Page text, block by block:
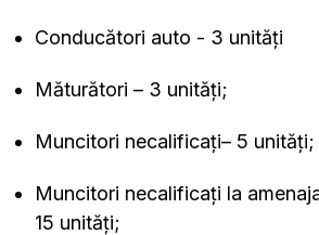
Conducători auto - 3 unități
Măturători – 3 unități;
Muncitori necalificați– 5 unități;
Muncitori necalificați la
15 unități;